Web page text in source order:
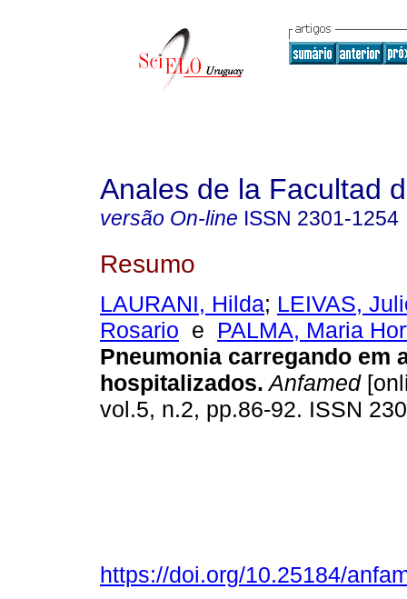
Anales de la Facultad
versão On-line ISSN 2301-1254
Resumo
LAURANI, Hilda; LEIVAS,
Rosario e PALMA, Maria
Pneumonia carregando em
hospitalizados. Anfamed
vol.5, n.2, pp.86-92. ISSN
https://doi.org/10.25184/